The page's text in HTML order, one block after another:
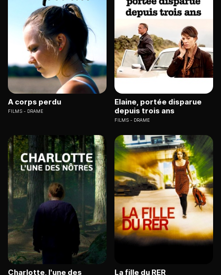
A corps perdu
FILMS DRAME
Elaine, portée disparue
depuis trois ans
FILMS DRAME
Charlotte, l'une des
La fille du RER